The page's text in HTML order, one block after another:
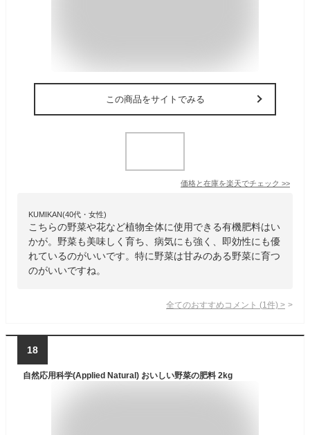
この商品をサイトでみる
価格と在庫を楽天でチェック >>
KUMIKAN(40代・女性)
こちらの野菜や花など植物全体に使用できる有機肥料はい
かが。野菜も美味しく育ち、病気にも強く、即効性にも優
れているのがいいです。特に野菜は甘みのある野菜に育つ
のがいいですね。
全てのおすすめコメント (1 件) >
18
自然応用科学(Applied Natural) おいしい野菜の肥料 2kg